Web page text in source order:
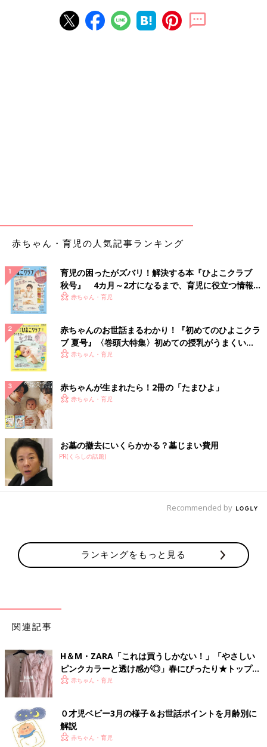
白い小皿も映えて離乳食準備もワクワクしちゃいます。根気が必
ッズを揃えたいですよね。
★イチ押しのグレーは木のテーブルに映える
イチ押しカラーのシックなグレーはシンプルで大人っぽい
邪魔をしません。木目のテーブルにも映えるし、カトラリーでト
ントンされても傷つかずに済んじゃうスグレモノです！
お手頃価格のシリコンマットも続々登場
本家の品質の良さはいうまでもありませんが、子ども用で使用時
期が短いし、洗い替えも欲しいという方には廉価版のシリコンマ
赤ちゃん・育児の人気記事ランキング
育児の困ったがズバリ！解決する本『ひよこクラブ
秋号』 4カ月～2才になるまで、育児に役立つ情報が
いっぱい！
赤ちゃん・育児
赤ちゃんのお世話まるわかり！『初めてのひよこクラ
ブ 夏号』〈巻頭大特集〉初めての授乳がうまくい
く！ おっぱい・ミルクの基本と夏のトラブル 解決テ
赤ちゃん・育児
赤ちゃんが生まれたら！2冊の「たまひよ」
赤ちゃん・育児
お墓の撤去にいくらかかる？墓じまい費用
PR(くらしの話題)
Recommended by
ランキングをもっと見る
関連記事
H＆М・ZARA「これは買うしかない！」「やさしい
ピンクカラーと透け感が◎」春にぴったり★トップス
4選赤ちゃん・育児
０才児ベビー3月の様子＆お世話ポイントを月齢別に
解説
赤ちゃん・育児